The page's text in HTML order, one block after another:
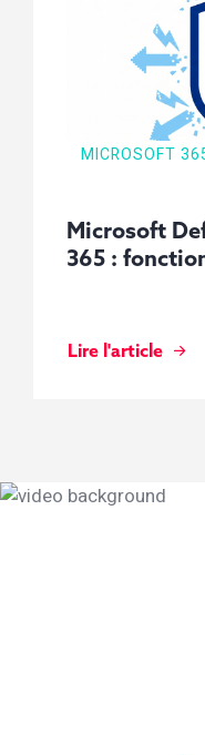
MICROSOFT
Microsoft
365 :
Lire l'article